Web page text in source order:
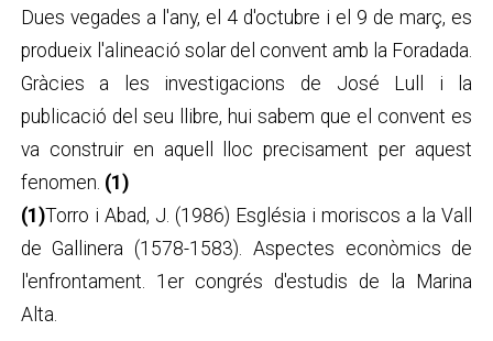
Dues vegades a l'any, el 4 d'octubre i el 9 de març, es
produeix l'alineació solar del convent amb la Foradada.
Gràcies a les investigacions de José Lull i la
publicació del seu llibre, hui sabem que el convent es
va construir en aquell lloc precisament per aquest
fenomen. (1)
(1)Torro i Abad, J. (1986) Església i moriscos a la Vall
de Gallinera (1578-1583). Aspectes econòmics de
l'enfrontament. 1er congrés d'estudis de la Marina
Alta.